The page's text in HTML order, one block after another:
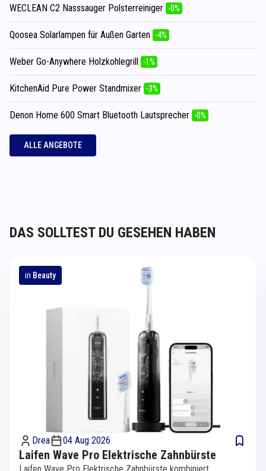
WECLEAN C2 Nasssauger Polsterreiniger -0%
Qoosea Solarlampen für Außen Garten -4%
Weber Go-Anywhere Holzkohlegrill -1%
KitchenAid Pure Power Standmixer -3%
Denon Home 600 Smart Bluetooth Lautsprecher -0%
ALLE ANGEBOTE
DAS SOLLTEST DU GESEHEN HABEN
in Beauty
Drea 04 Aug 2026
Laifen Wave Pro Elektrische Zahnbürste